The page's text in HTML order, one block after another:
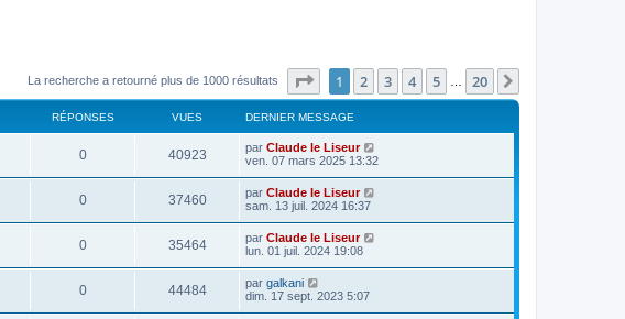
La recherche a retourné plus de 1000 résultats Page sur20
1 2 3 4 5 20
RÉPONSES VUES DERNIER MESSAGE
0 40923 par Claude le Liseur
ven. 07 mars 2025 13:32
0 37460 par Claude le Liseur
sam. 13 juil. 2024 16:37
0 35464 par Claude le Liseur
lun. 01 juil. 2024 19:08
0 44484 par galkani
dim. 17 sept. 2023 5:07